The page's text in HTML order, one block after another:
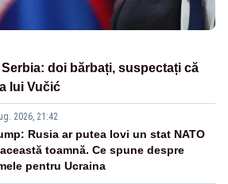
doi bărbați, suspectați că
lui Vučić
2026, 21:42
Rusia ar putea lovi un stat NATO
toamnă. Ce spune despre
pentru Ucraina